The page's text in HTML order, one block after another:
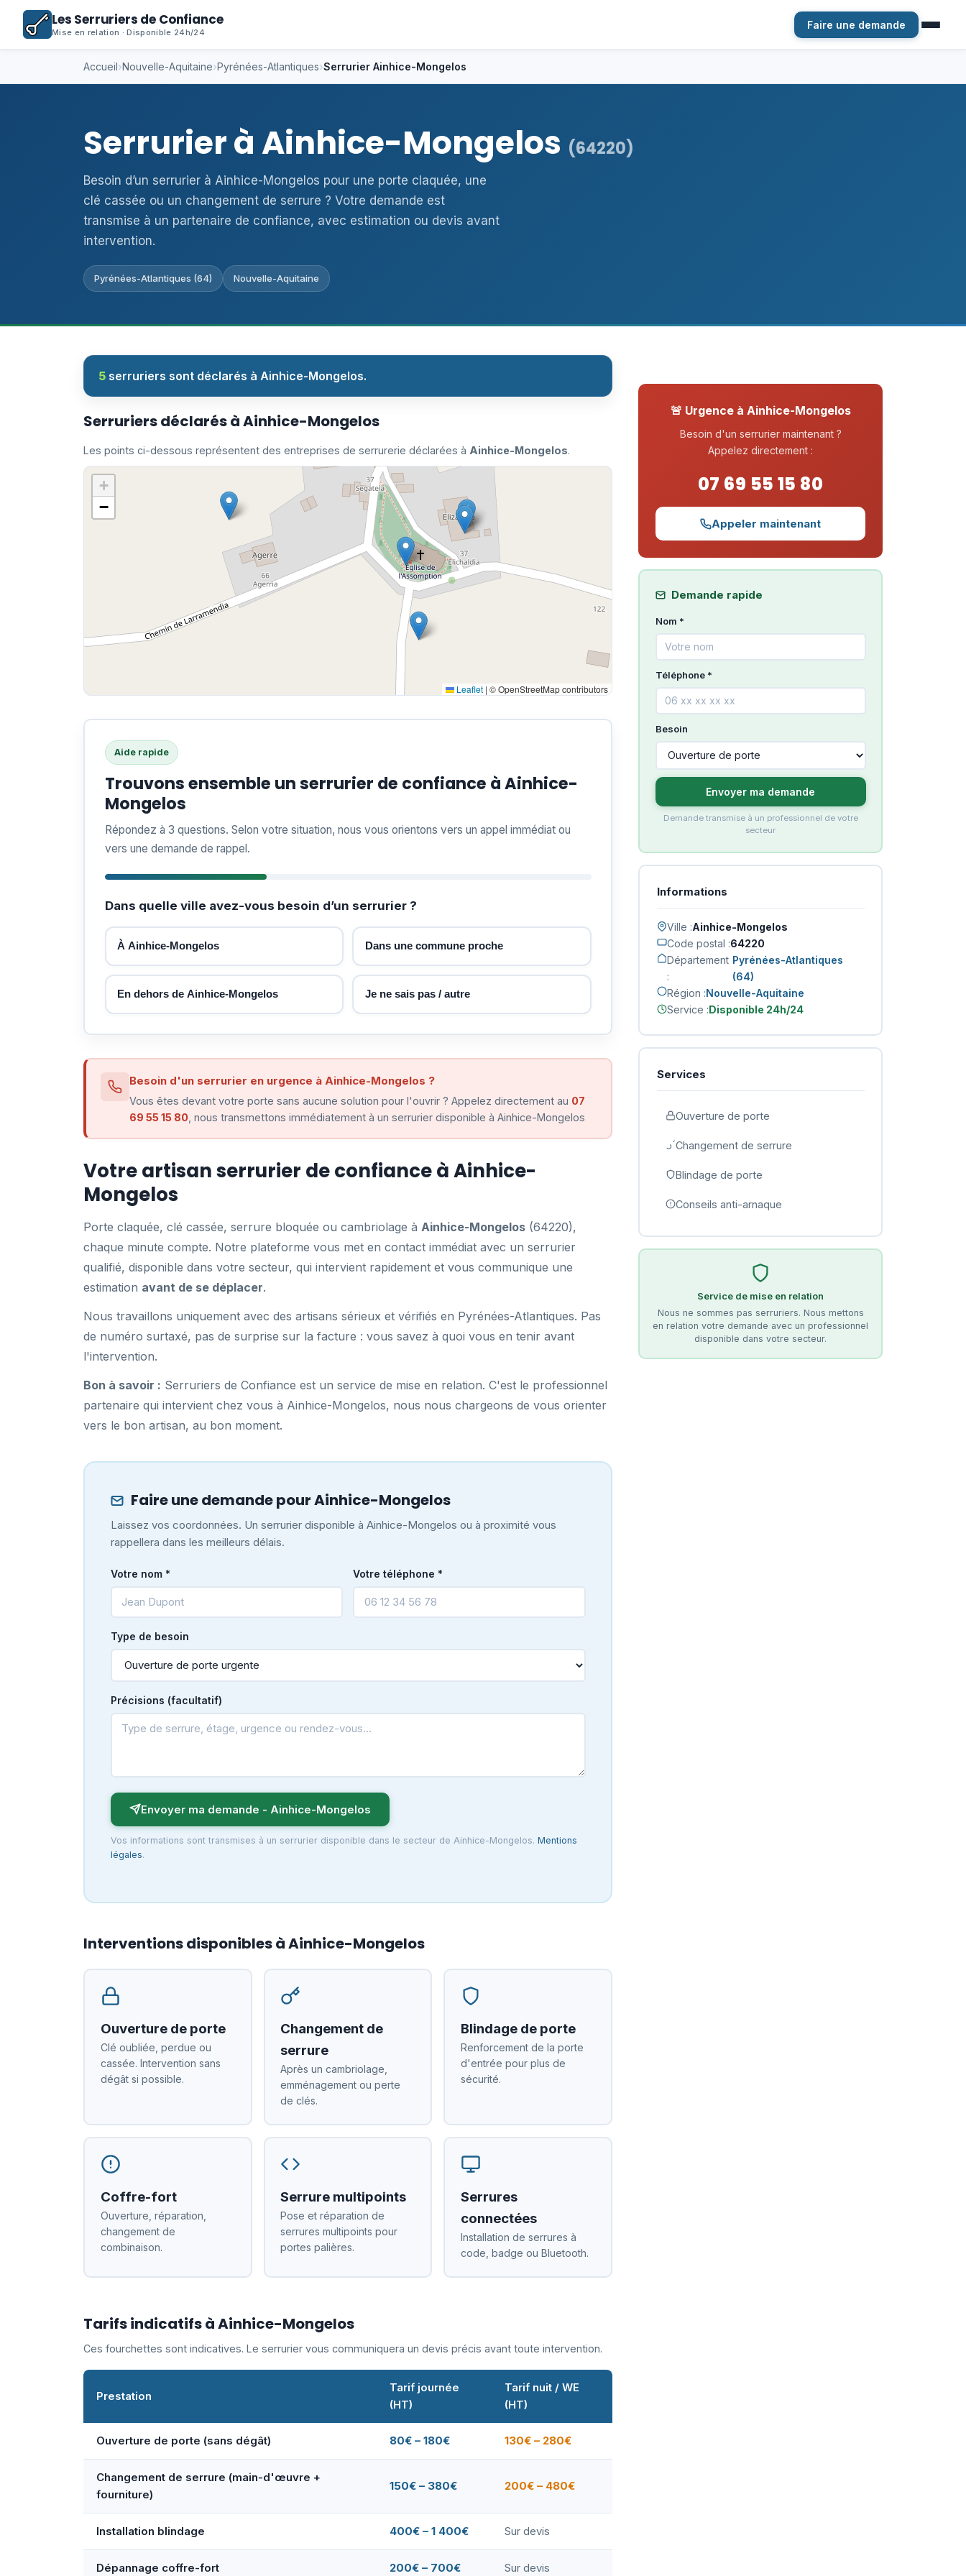
Les Serruriers de Confiance
Mise en relation · Disponible 24h/24
Faire une demande
Accueil›Nouvelle-Aquitaine›Pyrénées-Atlantiques›Serrurier Ainhice-Mongelos
Serrurier à Ainhice-Mongelos (64220)
Besoin d’un serrurier à Ainhice-Mongelos pour une porte claquée, une
clé cassée ou un changement de serrure ? Votre demande est
transmise à un partenaire de confiance, avec estimation ou devis avant
intervention.
Pyrénées-Atlantiques (64) Nouvelle-Aquitaine
5 serruriers sont déclarés à Ainhice-Mongelos.
Serruriers déclarés à Ainhice-Mongelos
Les points ci-dessous représentent des entreprises de serrurerie déclarées à Ainhice-Mongelos.
+
−
Leaflet | © OpenStreetMap contributors
Aide rapide
Trouvons ensemble un serrurier de confiance à Ainhice-
Mongelos
Répondez à 3 questions. Selon votre situation, nous vous orientons vers un appel immédiat ou
vers une demande de rappel.
Dans quelle ville avez-vous besoin d’un serrurier ?
À Ainhice-Mongelos Dans une commune proche
En dehors de Ainhice-Mongelos Je ne sais pas / autre
Besoin d'un serrurier en urgence à Ainhice-Mongelos ?
Vous êtes devant votre porte sans aucune solution pour l'ouvrir ? Appelez directement au 07
69 55 15 80 , nous transmettons immédiatement à un serrurier disponible à Ainhice-Mongelos
Votre artisan serrurier de confiance à Ainhice-
Mongelos
Porte claquée, clé cassée, serrure bloquée ou cambriolage à Ainhice-Mongelos (64220),
chaque minute compte. Notre plateforme vous met en contact immédiat avec un serrurier
qualifié, disponible dans votre secteur, qui intervient rapidement et vous communique une
estimation avant de se déplacer.
Nous travaillons uniquement avec des artisans sérieux et vérifiés en Pyrénées-Atlantiques. Pas
de numéro surtaxé, pas de surprise sur la facture : vous savez à quoi vous en tenir avant
l'intervention.
Bon à savoir : Serruriers de Confiance est un service de mise en relation. C'est le professionnel
partenaire qui intervient chez vous à Ainhice-Mongelos, nous nous chargeons de vous orienter
vers le bon artisan, au bon moment.
Faire une demande pour Ainhice-Mongelos
Laissez vos coordonnées. Un serrurier disponible à Ainhice-Mongelos ou à proximité vous
rappellera dans les meilleurs délais.
Votre nom * Votre téléphone *
Type de besoin
Précisions (facultatif)
Envoyer ma demande - Ainhice-Mongelos
Vos informations sont transmises à un serrurier disponible dans le secteur de Ainhice-Mongelos. Mentions
légales.
Interventions disponibles à Ainhice-Mongelos
Ouverture de porte
Clé oubliée, perdue ou
cassée. Intervention sans
dégât si possible.
Changement de
serrure
Après un cambriolage,
emménagement ou perte
de clés.
Blindage de porte
Renforcement de la porte
d'entrée pour plus de
sécurité.
Coffre-fort
Ouverture, réparation,
changement de
combinaison.
Serrure multipoints
Pose et réparation de
serrures multipoints pour
portes palières.
Serrures
connectées
Installation de serrures à
code, badge ou Bluetooth.
Tarifs indicatifs à Ainhice-Mongelos
Ces fourchettes sont indicatives. Le serrurier vous communiquera un devis précis avant toute intervention.
Prestation
Tarif journée
(HT)
Tarif nuit / WE
(HT)
Ouverture de porte (sans dégât) 80€ – 180€ 130€ – 280€
Changement de serrure (main-d'œuvre +
fourniture)
150€ – 380€ 200€ – 480€
Installation blindage 400€ – 1 400€ Sur devis
Dépannage coffre-fort 200€ – 700€ Sur devis
🚨 Urgence à Ainhice-Mongelos
Besoin d'un serrurier maintenant ?
Appelez directement :
07 69 55 15 80
Appeler maintenant
Demande rapide
Nom *
Téléphone *
Besoin
Envoyer ma demande
Demande transmise à un professionnel de votre
secteur
Informations
Ville :Ainhice-Mongelos
Code postal :64220
Département
:
Pyrénées-Atlantiques
(64)
Région :Nouvelle-Aquitaine
Service :Disponible 24h/24
Services
Ouverture de porte
Changement de serrure
Blindage de porte
Conseils anti-arnaque
Service de mise en relation
Nous ne sommes pas serruriers. Nous mettons
en relation votre demande avec un professionnel
disponible dans votre secteur.